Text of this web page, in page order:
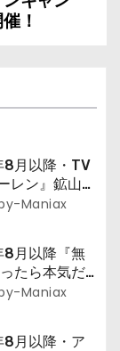
！
8月以降・TV
レン』鉱山で
ちゃった
化！
Maniax
月以降『無
たら本気だ
」のフィギュ
Maniax
月以降・ア